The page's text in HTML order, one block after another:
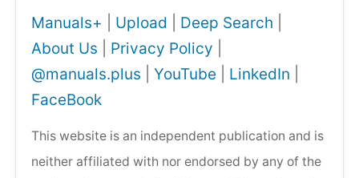
Manuals+ Upload Deep Search
About Us
Privacy Policy
@manuals.plus
YouTube LinkedIn
FaceBook
This website is an independent publication and is
neither affiliated with nor endorsed by any of the